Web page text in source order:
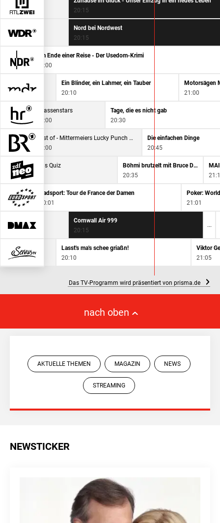
20:15
WDR aktuell
19:45
Nord bei Nordwest
20:15
Am Ende einer Reise - Der Usedom-Krimi
20:00
MDR aktuell
19:45
Ein Blinder, ein Lahmer, ein Tauber
20:10
Motorsägen
21:00
strassenstars
20:00
Tage, die es nicht gab
20:30
Best of - Mittermeiers Lucky Punch Comedy Club
20:00
Die einfachen Dinge
20:45
show extra - Das Quiz
Böhmi brutzelt mit Bruce Darnell
20:35
Radsport: Tour de France der Damen
20:01
Poker:
21:01
Cornwall Air 999
20:15
Lasst's ma's schee griaßn!
20:10
Viktor
21:05
Das TV-Programm wird präsentiert von prisma.de
nach oben
AKTUELLE THEMEN MAGAZIN NEWS
STREAMING
NEWSTICKER